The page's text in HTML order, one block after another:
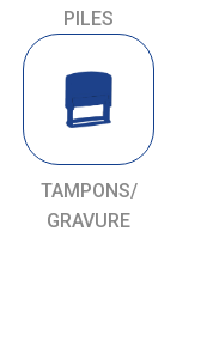
PILES
TAMPONS/
GRAVURE